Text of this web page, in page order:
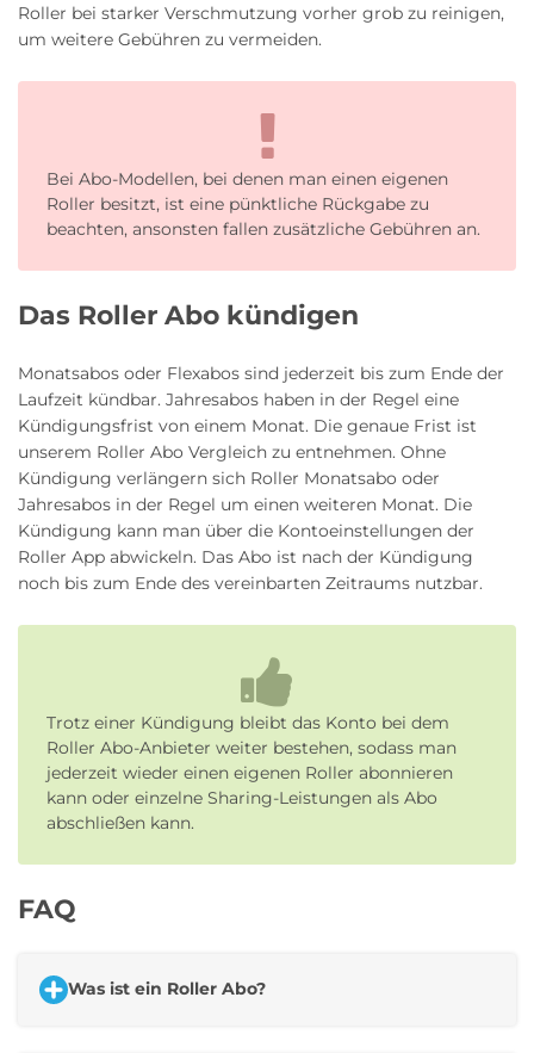
Roller bei starker Verschmutzung vorher grob zu reinigen,
um weitere Gebühren zu vermeiden.
Bei Abo-Modellen, bei denen man einen eigenen
Roller besitzt, ist eine pünktliche Rückgabe zu
beachten, ansonsten fallen zusätzliche Gebühren an.
Das Roller Abo kündigen
Monatsabos oder Flexabos sind jederzeit bis zum Ende der
Laufzeit kündbar. Jahresabos haben in der Regel eine
Kündigungsfrist von einem Monat. Die genaue Frist ist
unserem Roller Abo Vergleich zu entnehmen. Ohne
Kündigung verlängern sich Roller Monatsabo oder
Jahresabos in der Regel um einen weiteren Monat. Die
Kündigung kann man über die Kontoeinstellungen der
Roller App abwickeln. Das Abo ist nach der Kündigung
noch bis zum Ende des vereinbarten Zeitraums nutzbar.
Trotz einer Kündigung bleibt das Konto bei dem
Roller Abo-Anbieter weiter bestehen, sodass man
jederzeit wieder einen eigenen Roller abonnieren
kann oder einzelne Sharing-Leistungen als Abo
abschließen kann.
FAQ
Was ist ein Roller Abo?